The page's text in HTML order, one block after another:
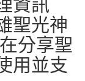
資訊
聖光神
分享聖
用並支